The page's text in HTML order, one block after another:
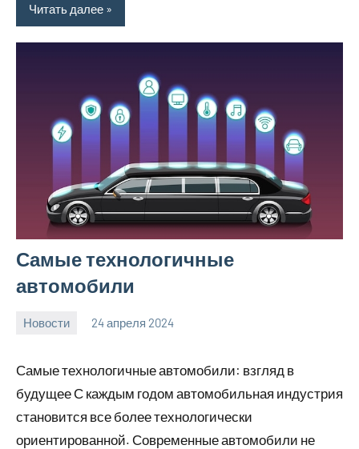
Читать далее
Самые технологичные
автомобили
Новости 24 апреля 2024
Самые технологичные автомобили: взгляд в
будущее С каждым годом автомобильная индустрия
становится все более технологически
ориентированной. Современные автомобили не